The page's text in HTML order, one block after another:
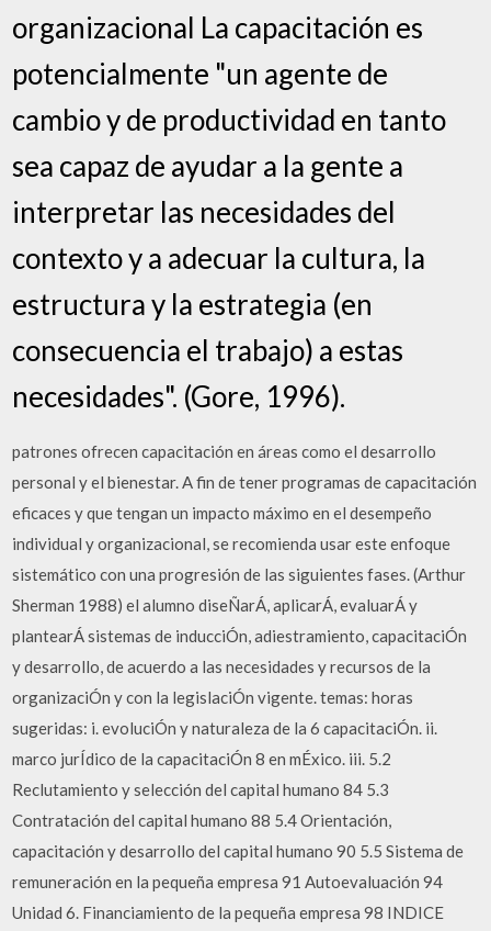
organizacional La capacitación es
potencialmente "un agente de
cambio y de productividad en tanto
sea capaz de ayudar a la gente a
interpretar las necesidades del
contexto y a adecuar la cultura, la
estructura y la estrategia (en
consecuencia el trabajo) a estas
necesidades". (Gore, 1996).
patrones ofrecen capacitación en áreas como el desarrollo
personal y el bienestar. A fin de tener programas de capacitación
eficaces y que tengan un impacto máximo en el desempeño
individual y organizacional, se recomienda usar este enfoque
sistemático con una progresión de las siguientes fases. (Arthur
Sherman 1988) el alumno diseÑarÁ, aplicarÁ, evaluarÁ y
plantearÁ sistemas de inducciÓn, adiestramiento, capacitaciÓn
y desarrollo, de acuerdo a las necesidades y recursos de la
organizaciÓn y con la legislaciÓn vigente. temas: horas
sugeridas: i. evoluciÓn y naturaleza de la 6 capacitaciÓn. ii.
marco jurÍdico de la capacitaciÓn 8 en mÉxico. iii. 5.2
Reclutamiento y selección del capital humano 84 5.3
Contratación del capital humano 88 5.4 Orientación,
capacitación y desarrollo del capital humano 90 5.5 Sistema de
remuneración en la pequeña empresa 91 Autoevaluación 94
Unidad 6. Financiamiento de la pequeña empresa 98 INDICE